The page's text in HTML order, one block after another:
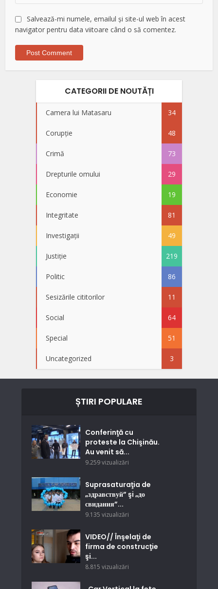
Salvează-mi numele, emailul și site-ul web în acest
navigator pentru data viitoare când o să comentez.
CATEGORII DE NOUTĂȚI
Camera lui Matasaru 34
Corupție 48
Crimă 73
Drepturile omului 29
Economie 19
Integritate 81
Investigații 49
Justiție 219
Politic 86
Sesizările cititorilor 11
Social 64
Special 51
Uncategorized 3
ȘTIRI POPULARE
Conferinţă cu
proteste la Chişinău.
Au venit să...
9.259 vizualizări
Suprasaturaţia de
„здравствуй” şi „до
свидания”...
9.135 vizualizări
VIDEO// Înşelaţi de
firma de construcţie
şi...
8.815 vizualizări